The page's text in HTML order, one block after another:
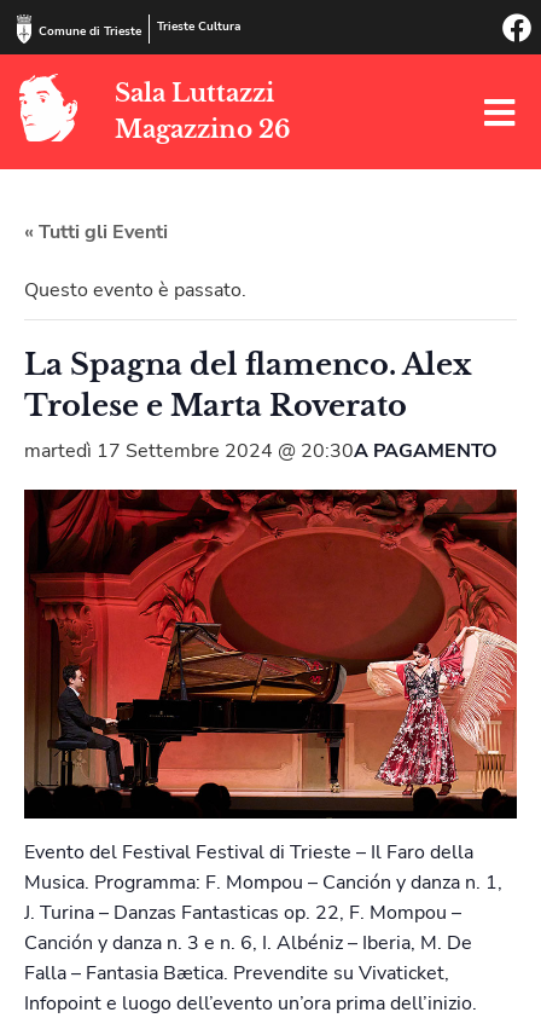
Comune di Trieste Trieste Cultura
Sala Luttazzi
Magazzino 26
« Tutti gli Eventi
Questo evento è passato.
La Spagna del flamenco. Alex
Trolese e Marta Roverato
martedì 17 Settembre 2024 @ 20:30A PAGAMENTO
Evento del Festival Festival di Trieste – Il Faro della
Musica. Programma: F. Mompou – Canción y danza n. 1,
J. Turina – Danzas Fantasticas op. 22, F. Mompou –
Canción y danza n. 3 e n. 6, I. Albéniz – Iberia, M. De
Falla – Fantasia Bætica. Prevendite su Vivaticket,
Infopoint e luogo dell’evento un’ora prima dell’inizio.